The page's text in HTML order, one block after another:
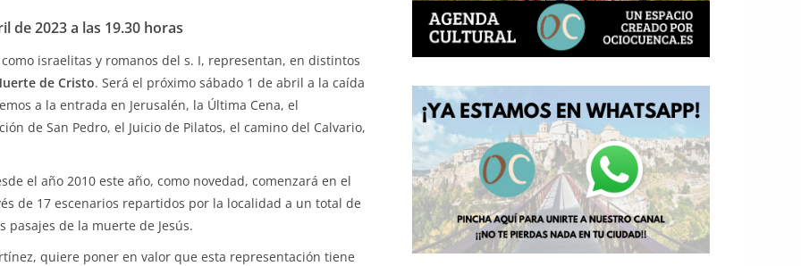
de 2023 a las 19.30 horas
israelitas y romanos del s. I, representan, en distintos
de Cristo. Será el próximo sábado 1 de abril a la caída
a la entrada en Jerusalén, la Última Cena, el
de San Pedro, el Juicio de Pilatos, el camino del Calvario,
el año 2010 este año, como novedad, comenzará en el
de 17 escenarios repartidos por la localidad a un total de
pasajes de la muerte de Jesús.
quiere poner en valor que esta representación tiene